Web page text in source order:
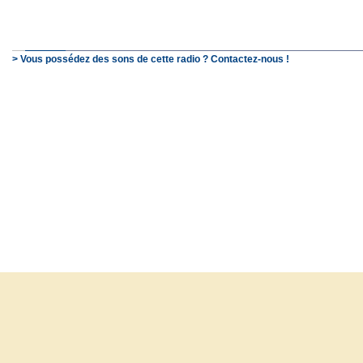
> Vous possédez des sons de cette radio ? Contactez-nous !